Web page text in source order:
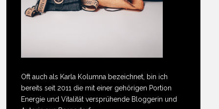
Oft auch als Karla Kolumna bezeichnet, bin ich
bereits seit 2011 die mit einer gehörigen Portion
Energie und Vitalität versprühende Bloggerin und